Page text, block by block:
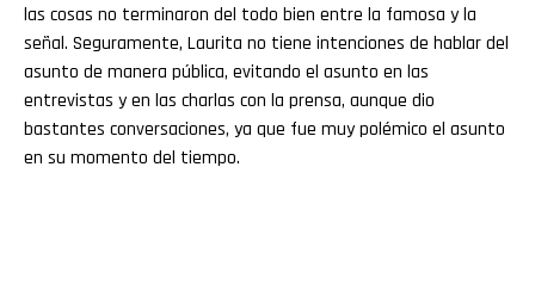
las cosas no terminaron del todo bien entre la famosa y la
señal. Seguramente, Laurita no tiene intenciones de hablar del
asunto de manera pública, evitando el asunto en las
entrevistas y en las charlas con la prensa, aunque dio
bastantes conversaciones, ya que fue muy polémico el asunto
en su momento del tiempo.